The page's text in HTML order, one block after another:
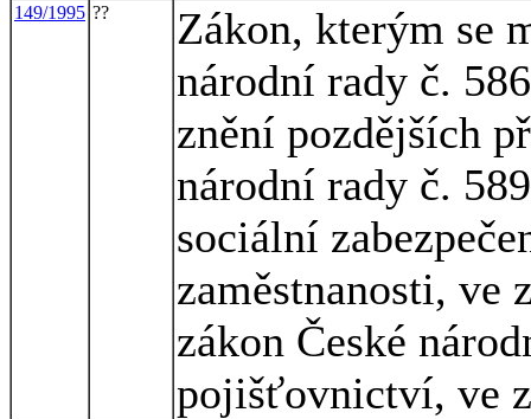
149/1995 ??
Zákon, kterým se
národní rady č.
znění pozdějších
národní rady č.
sociální
zaměstnanosti, ve
zákon České
pojišťovnictví, ve